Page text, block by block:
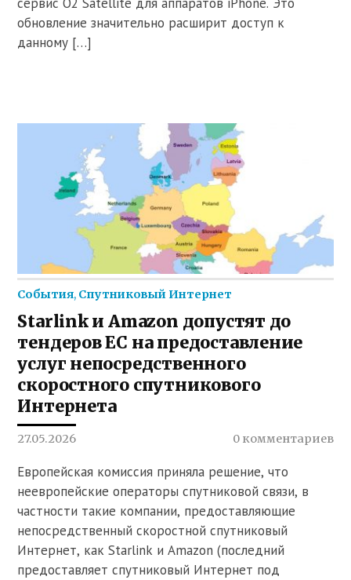
обновление значительно расширит доступ к
данному […]
События, Спутниковый Интернет
Starlink и Amazon допустят до
тендеров ЕС на предоставление
услуг непосредственного
скоростного спутникового
Интернета
27.05.2026 0 комментариев
Европейская комиссия приняла решение, что
неевропейские операторы спутниковой связи, в
частности такие компании, предоставляющие
непосредственный скоростной спутниковый
Интернет, как Starlink и Amazon (последний
предоставляет спутниковый Интернет под